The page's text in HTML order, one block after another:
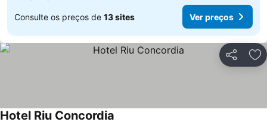
Consulte os preços de 13 sites Ver preços
Partilhar
Hotel Riu Concordia